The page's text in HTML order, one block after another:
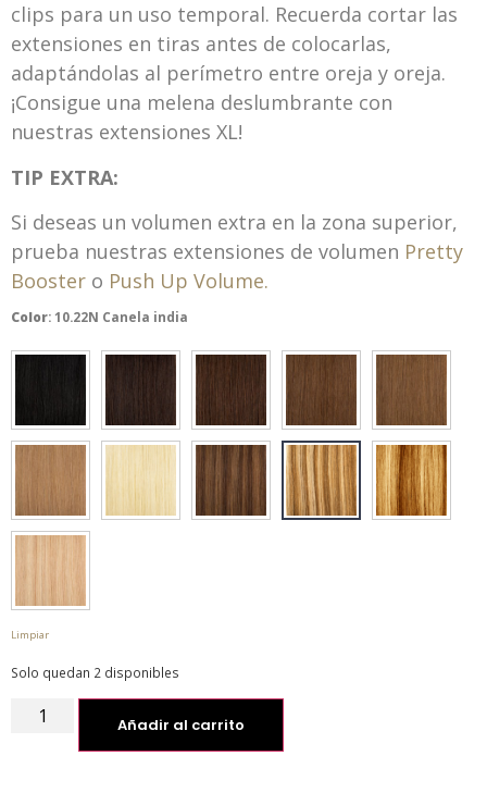
clips para un uso temporal. Recuerda cortar las
extensiones en tiras antes de colocarlas,
adaptándolas al perímetro entre oreja y oreja.
¡Consigue una melena deslumbrante con
nuestras extensiones XL!
TIP EXTRA:
Si deseas un volumen extra en la zona superior,
prueba nuestras extensiones de volumen Pretty
Booster o Push Up Volume.
Color:10.22N Canela india
Limpiar
Solo quedan 2 disponibles
Añadir al carrito